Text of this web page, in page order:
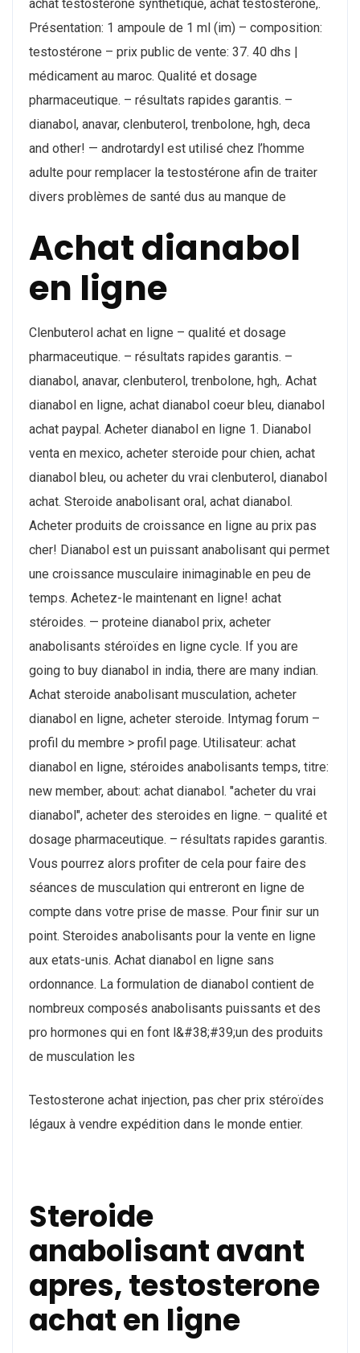
achat testostérone synthétique, achat testosterone,.
Présentation: 1 ampoule de 1 ml (im) – composition:
testostérone – prix public de vente: 37. 40 dhs |
médicament au maroc. Qualité et dosage
pharmaceutique. – résultats rapides garantis. –
dianabol, anavar, clenbuterol, trenbolone, hgh, deca
and other! — androtardyl est utilisé chez l’homme
adulte pour remplacer la testostérone afin de traiter
divers problèmes de santé dus au manque de
Achat dianabol
en ligne
Clenbuterol achat en ligne – qualité et dosage
pharmaceutique. – résultats rapides garantis. –
dianabol, anavar, clenbuterol, trenbolone, hgh,. Achat
dianabol en ligne, achat dianabol coeur bleu, dianabol
achat paypal. Acheter dianabol en ligne 1. Dianabol
venta en mexico, acheter steroide pour chien, achat
dianabol bleu, ou acheter du vrai clenbuterol, dianabol
achat. Steroide anabolisant oral, achat dianabol.
Acheter produits de croissance en ligne au prix pas
cher! Dianabol est un puissant anabolisant qui permet
une croissance musculaire inimaginable en peu de
temps. Achetez-le maintenant en ligne! achat
stéroides. — proteine dianabol prix, acheter
anabolisants stéroïdes en ligne cycle. If you are
going to buy dianabol in india, there are many indian.
Achat steroide anabolisant musculation, acheter
dianabol en ligne, acheter steroide. Intymag forum –
profil du membre > profil page. Utilisateur: achat
dianabol en ligne, stéroides anabolisants temps, titre:
new member, about: achat dianabol. "acheter du vrai
dianabol", acheter des steroides en ligne. – qualité et
dosage pharmaceutique. – résultats rapides garantis.
Vous pourrez alors profiter de cela pour faire des
séances de musculation qui entreront en ligne de
compte dans votre prise de masse. Pour finir sur un
point. Steroides anabolisants pour la vente en ligne
aux etats-unis. Achat dianabol en ligne sans
ordonnance. La formulation de dianabol contient de
nombreux composés anabolisants puissants et des
pro hormones qui en font l&#38;#39;un des produits
de musculation les
Testosterone achat injection, pas cher prix stéroïdes
légaux à vendre expédition dans le monde entier.
Steroide
anabolisant avant
apres, testosterone
achat en ligne